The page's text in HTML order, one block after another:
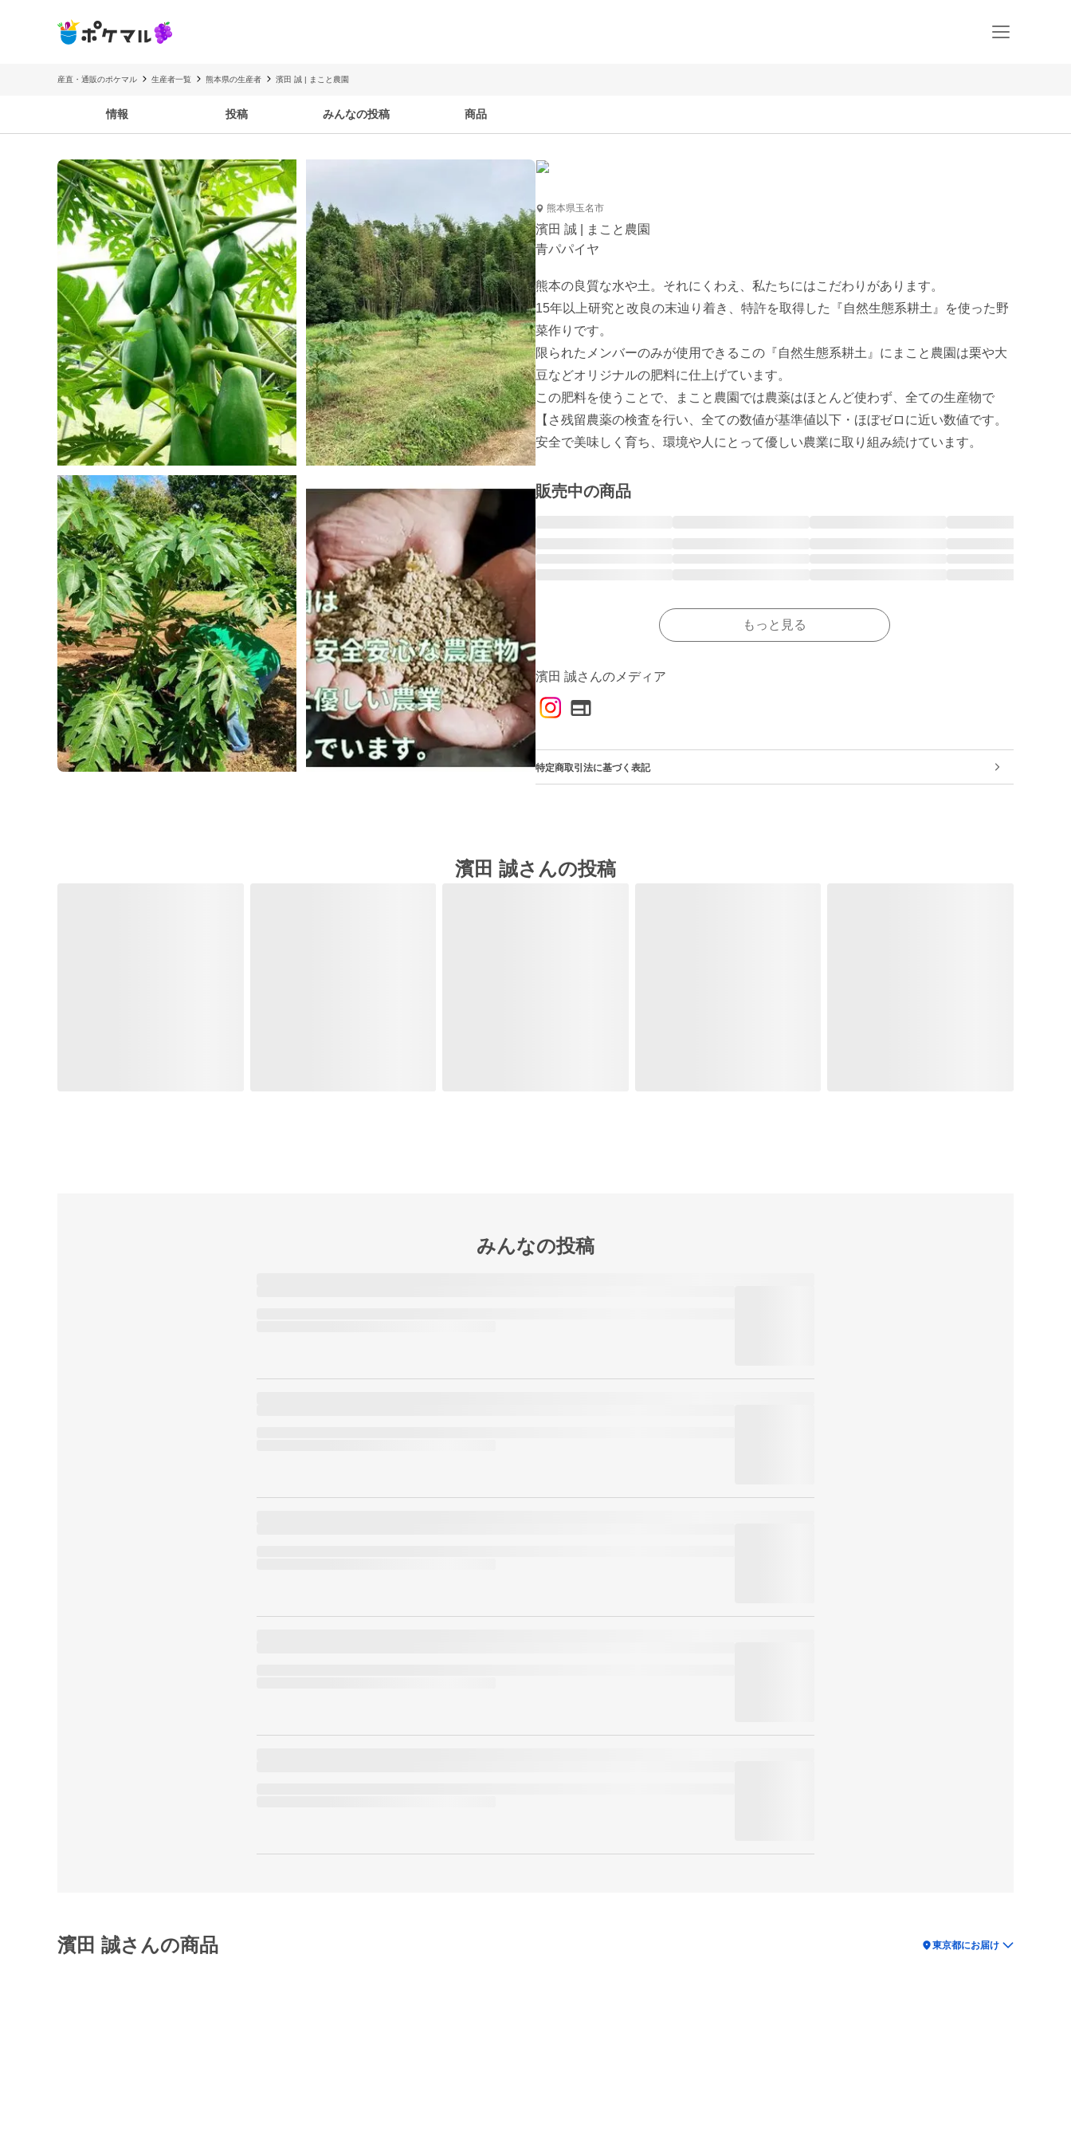
産直・通販のポケマル 生産者一覧 熊本県の生産者 濱田 誠 | まこと農園
情報 投稿 みんなの投稿 商品
熊本県玉名市
濱田 誠 | まこと農園
青パパイヤ
熊本の良質な水や土。それにくわえ、私たちにはこだわりがあります。
15年以上研究と改良の末辿り着き、特許を取得した『自然生態系耕土』を使った野
菜作りです。
限られたメンバーのみが使用できるこの『自然生態系耕土』にまこと農園は栗や大
豆などオリジナルの肥料に仕上げています。
この肥料を使うことで、まこと農園では農薬はほとんど使わず、全ての生産物で
【さ残留農薬の検査を行い、全ての数値が基準値以下・ほぼゼロに近い数値です。
販売中の商品
もっと見る
濱田 誠さんのメディア
特定商取引法に基づく表記
濱田 誠さんの投稿
みんなの投稿
濱田 誠さんの商品 location_on東京都にお届け